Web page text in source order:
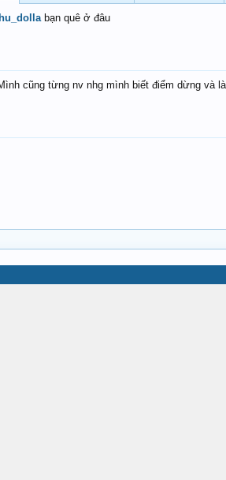
bạn quê ở đâu
cũng từng nv nhg mình biết điểm dừng và